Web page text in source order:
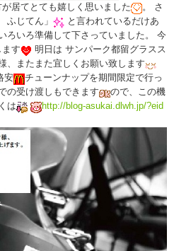
居てとても嬉しく思いました
。 さ
ふじてん」
と言われているだけあ
ろいろ準備して下さっていました。 今
す
明日は サンパーク都留グラスス
、またまた宜しくお願い致します
安
チューンナップを期間限定で行っ
の受け渡しもできます
ので、この機
は
http://blog-asukai.dlwh.jp/?eid